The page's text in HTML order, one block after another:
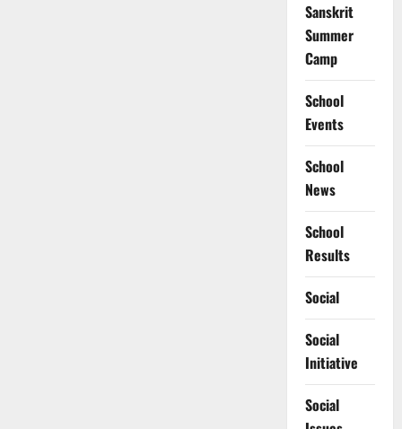
Sanskrit
Summer
Camp
School
Events
School
News
School
Results
Social
Social
Initiative
Social